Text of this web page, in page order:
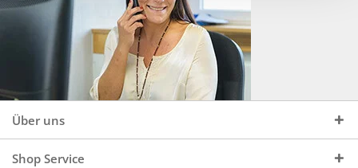
Über uns
Shop Service